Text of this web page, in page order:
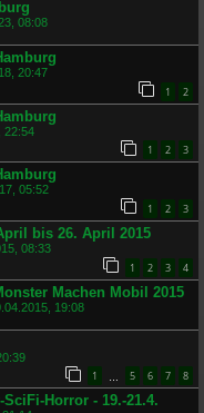
08:08
20:47
1 2
22:54
1 2 3
05:52
1 2 3
bis 26. April 2015
08:33
1 2 3 4
Machen Mobil 2015
19:08
1 5 6 7 8
Horror - 19.-21.4.